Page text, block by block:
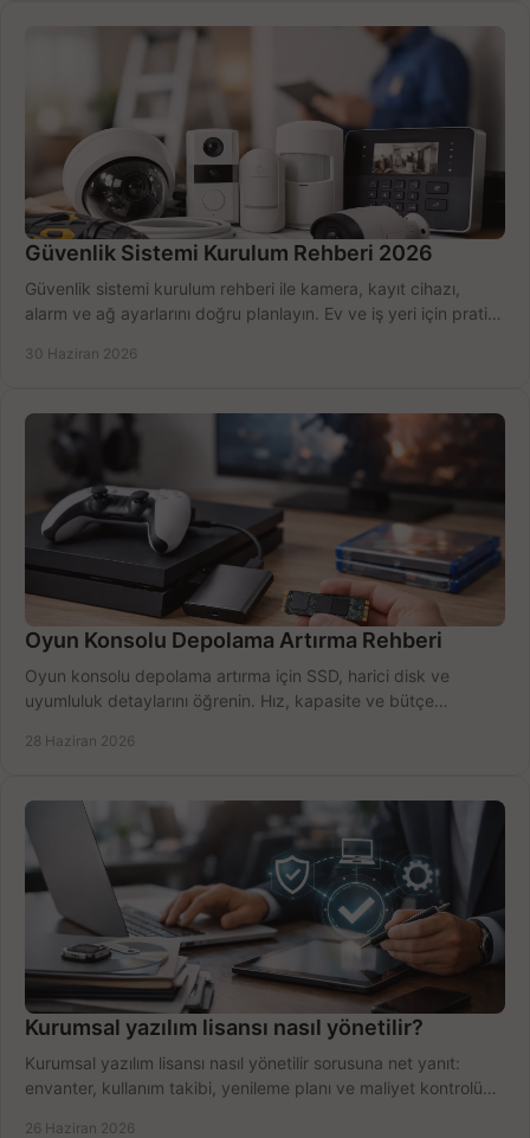
Güvenlik Sistemi Kurulum Rehberi 2026
Güvenlik sistemi kurulum rehberi ile kamera, kayıt cihazı,
alarm ve ağ ayarlarını doğru planlayın. Ev ve iş yeri için pratik
30 Haziran 2026
Oyun Konsolu Depolama Artırma Rehberi
Oyun konsolu depolama artırma için SSD, harici disk ve
uyumluluk detaylarını öğrenin. Hız, kapasite ve bütçe
28 Haziran 2026
Kurumsal yazılım lisansı nasıl yönetilir?
Kurumsal yazılım lisansı nasıl yönetilir sorusuna net yanıt:
envanter, kullanım takibi, yenileme planı ve maliyet kontrolü
26 Haziran 2026